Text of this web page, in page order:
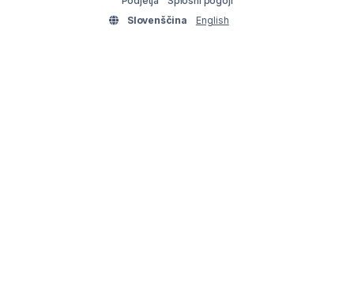
Slovenščina
English